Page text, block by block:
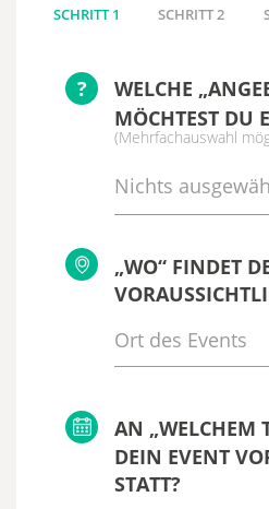
SCHRITT 1 SCHRITT 2
?
WELCHE
MÖCHTEST DU
(Mehrfachauswahl
Nichts
„WO“ FINDET
AN „WELCHEM
DEIN EVENT
STATT?